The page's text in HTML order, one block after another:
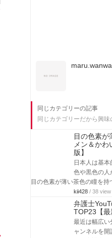
同じカテゴリーの記事
同じカテゴリーだから興味
目の色素が
メン＆か
版】
日本人は基
色や黒色の人
目の色素が薄い茶色の瞳を
kii428 / 38 view
弁護士
TOP23【最
最近は幅広い
ャンネルを